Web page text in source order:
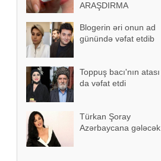
ARAŞDIRMA
Blogerin əri onun ad
günündə vəfat etdib
Toppuş bacı'nın atası
da vəfat etdi
Türkan Şoray
Azərbaycana gələcək